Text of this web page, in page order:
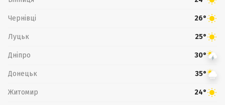
Чернівці 26°
Луцьк 25°
Дніпро 30°
Донецьк 35°
Житомир 24°